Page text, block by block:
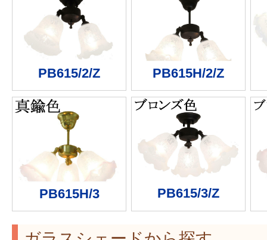
PB615/2/Z PB615H/2/Z
PB615H/3 PB615/3/Z